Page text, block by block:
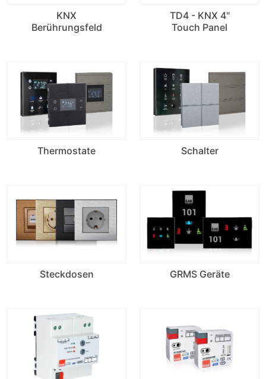
KONTAKT FORMULAR
KNX
Berührungsfeld
TD4 - KNX 4"
Touch Panel
Thermostate Schalter
Steckdosen GRMS Geräte